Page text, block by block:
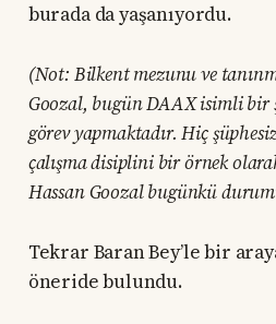
burada da yaşanıyordu.
(Not: Bilkent mezunu ve
Goozal, bugün DAAX isimli bir
görev yapmaktadır. Hiç
çalışma disiplini bir örnek
Hassan Goozal bugünkü
Tekrar Baran Bey’le bir
öneride bulundu.